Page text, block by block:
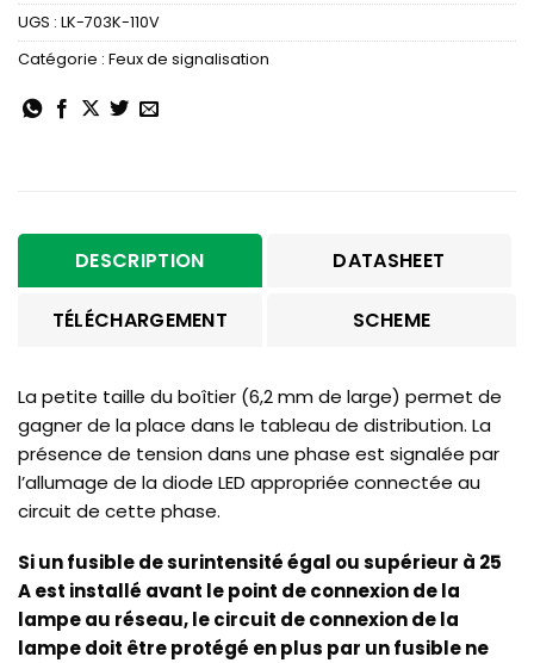
UGS : LK-703K-110V
Catégorie : Feux de signalisation
DESCRIPTION DATASHEET
TÉLÉCHARGEMENT SCHEME
La petite taille du boîtier (6,2 mm de large) permet de
gagner de la place dans le tableau de distribution. La
présence de tension dans une phase est signalée par
l’allumage de la diode LED appropriée connectée au
circuit de cette phase.
Si un fusible de surintensité égal ou supérieur à 25
A est installé avant le point de connexion de la
lampe au réseau, le circuit de connexion de la
lampe doit être protégé en plus par un fusible ne